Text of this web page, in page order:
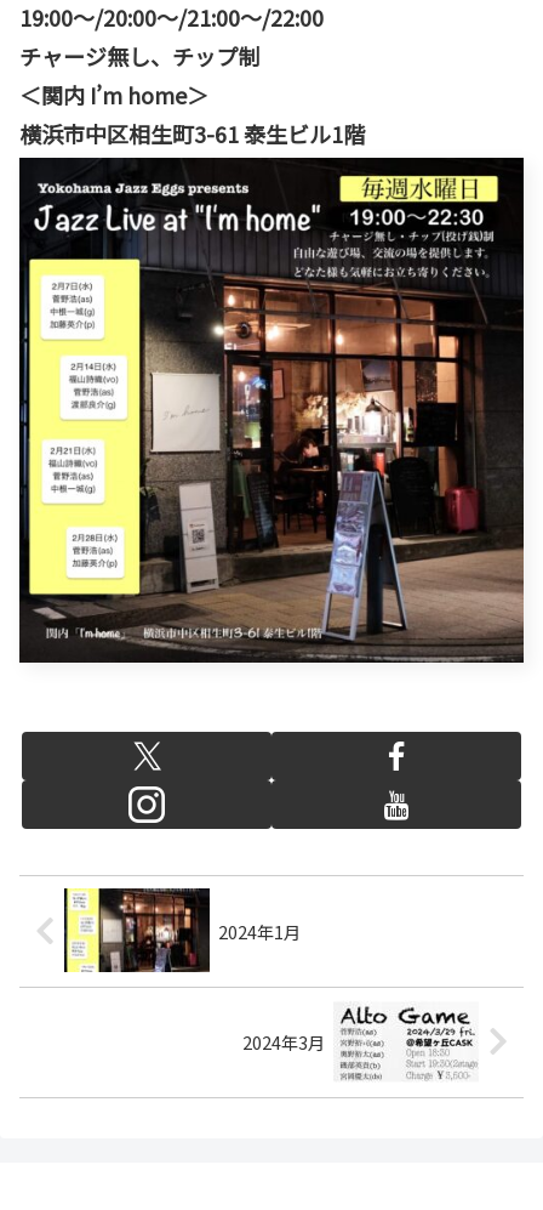
19:00〜/20:00〜/21:00〜/22:00
チャージ無し、チップ制
＜関内 I’m home＞
横浜市中区相生町3-61 泰生ビル1階
2024年1月
2024年3月